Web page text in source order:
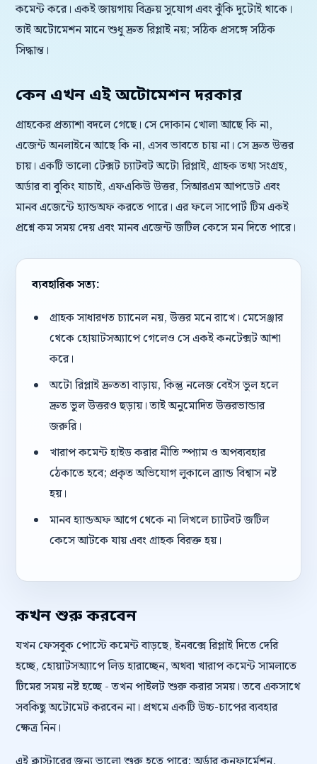
কমেন্ট করে। একই জায়গায় বিক্রয় সুযোগ এবং ঝুঁকি দুটোই থাকে।
তাই অটোমেশন মানে শুধু দ্রুত রিপ্লাই নয়; সঠিক প্রসঙ্গে সঠিক
সিদ্ধান্ত।
কেন এখন এই অটোমেশন দরকার
গ্রাহকের প্রত্যাশা বদলে গেছে। সে দোকান খোলা আছে কি না,
এজেন্ট অনলাইনে আছে কি না, এসব ভাবতে চায় না। সে দ্রুত উত্তর
চায়। একটি ভালো টেক্সট চ্যাটবট অটো রিপ্লাই, গ্রাহক তথ্য সংগ্রহ,
অর্ডার বা বুকিং যাচাই, এফএকিউ উত্তর, সিআরএম আপডেট এবং
মানব এজেন্টে হ্যান্ডঅফ করতে পারে। এর ফলে সাপোর্ট টিম একই
প্রশ্নে কম সময় দেয় এবং মানব এজেন্ট জটিল কেসে মন দিতে পারে।
ব্যবহারিক সত্য:
গ্রাহক সাধারণত চ্যানেল নয়, উত্তর মনে রাখে। মেসেঞ্জার
থেকে হোয়াটসঅ্যাপে গেলেও সে একই কনটেক্সট আশা
করে।
অটো রিপ্লাই দ্রুততা বাড়ায়, কিন্তু নলেজ বেইস ভুল হলে
দ্রুত ভুল উত্তরও ছড়ায়। তাই অনুমোদিত উত্তরভান্ডার
জরুরি।
খারাপ কমেন্ট হাইড করার নীতি স্প্যাম ও অপব্যবহার
ঠেকাতে হবে; প্রকৃত অভিযোগ লুকালে ব্র্যান্ড বিশ্বাস নষ্ট
হয়।
মানব হ্যান্ডঅফ আগে থেকে না লিখলে চ্যাটবট জটিল
কেসে আটকে যায় এবং গ্রাহক বিরক্ত হয়।
কখন শুরু করবেন
যখন ফেসবুক পোস্টে কমেন্ট বাড়ছে, ইনবক্সে রিপ্লাই দিতে দেরি
হচ্ছে, হোয়াটসঅ্যাপে লিড হারাচ্ছেন, অথবা খারাপ কমেন্ট সামলাতে
টিমের সময় নষ্ট হচ্ছে - তখন পাইলট শুরু করার সময়। তবে একসাথে
সবকিছু অটোমেট করবেন না। প্রথমে একটি উচ্চ-চাপের ব্যবহার
ক্ষেত্র নিন।